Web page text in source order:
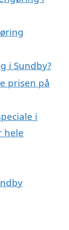
i Sundby?
prisen på
i
hele